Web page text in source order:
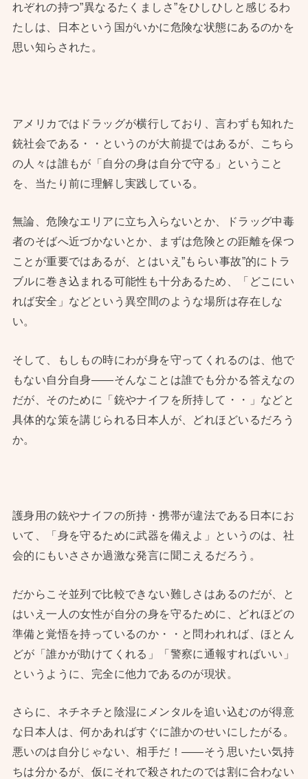
れぞれの持つ”異なるたくましさ”をひしひしと感じるわ
たしは、日本という国がいかに危険な状態にあるのかを
思い知らされた。
アメリカではドラッグが横行しており、言わずも知れた
銃社会である・・というのが大前提ではあるが、こちら
の人々は誰もが「自分の身は自分で守る」ということ
を、当たり前に理解し実践している。
無論、危険なエリアに立ち入らないとか、ドラッグ中毒
者のそばへ近づかないとか、まずは危険との距離を保つ
ことが重要ではあるが、とはいえ”もらい事故”的にトラ
ブルに巻き込まれる可能性も十分あるため、「どこにい
れば安全」などという異空間のような場所は存在しな
い。
そして、もしもの時にわが身を守ってくれるのは、他で
もない自分自身——そんなことは誰でも分かる答えなの
だが、そのために「銃やナイフを所持して・・」などと
具体的な策を講じられる日本人が、どれほどいるだろう
か。
護身用の銃やナイフの所持・携帯が違法である日本にお
いて、「身を守るために武器を備えよ」というのは、社
会的にもいささか過激な発言に聞こえるだろう。
だからこそ並列で比較できない難しさはあるのだが、と
はいえ一人の女性が自分の身を守るために、どれほどの
準備と覚悟を持っているのか・・と問われれば、ほとん
どが「誰かが助けてくれる」「警察に通報すればいい」
というように、完全に他力であるのが現状。
さらに、ネチネチと陰湿にメンタルを追い込むのが得意
な日本人は、何かあればすぐに誰かのせいにしたがる。
悪いのは自分じゃない、相手だ！——そう思いたい気持
ちは分かるが、仮にそれで殺されたのでは割に合わない